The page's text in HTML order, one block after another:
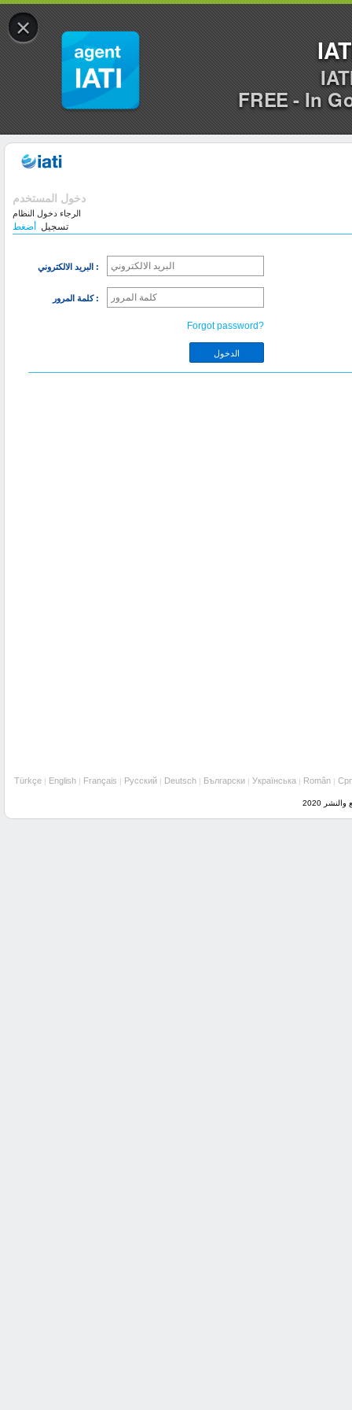
×
FREE - In
دخول المستخدم
الرجاء دخول النظام
تسجيل أضغط
البريد الالكتروني :
كلمة المرور :
Forgot password?
Türkçe | English | Français | Русский | Deutsch | Български | Українська | Român |